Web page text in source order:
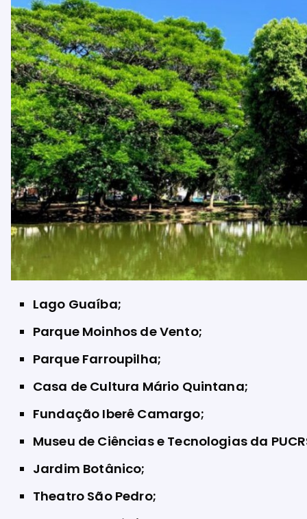
Lago Guaíba;
Parque Moinhos de Vento;
Parque Farroupilha;
Casa de Cultura Mário Quintana;
Fundação Iberê Camargo;
Museu de Ciências e Tecnologias da
Jardim Botânico;
Theatro São Pedro;